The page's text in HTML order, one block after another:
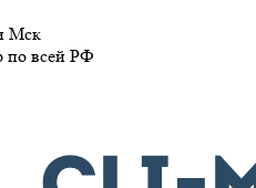
Мск
по всей РФ